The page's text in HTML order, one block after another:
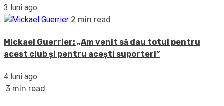
3 luni ago
2 min read
Mickael Guerrier: „Am venit să dau totul pentru
acest club și pentru acești suporteri”
4 luni ago
3 min read